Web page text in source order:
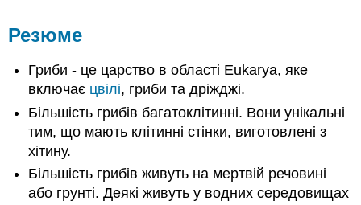
Резюме
Гриби - це царство в області Eukarya, яке
включає цвілі, гриби та дріжджі.
Більшість грибів багатоклітинні. Вони унікальні
тим, що мають клітинні стінки, виготовлені з
хітину.
Більшість грибів живуть на мертвій речовині
або грунті. Деякі живуть у водних середовищах